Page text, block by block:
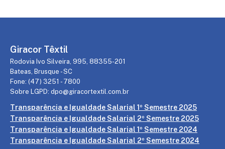
Giracor Têxtil
Rodovia Ivo Silveira, 995, 88355-201
Bateas, Brusque - SC
Fone: (47) 3251 - 7800
Sobre LGPD: dpo@giracortextil.com.br
Transparência e Igualdade Salarial 1º Semestre 2025
Transparência e Igualdade Salarial 2º Semestre 2025
Transparência e Igualdade Salarial 1º Semestre 2024
Transparência e Igualdade Salarial 2º Semestre 2024